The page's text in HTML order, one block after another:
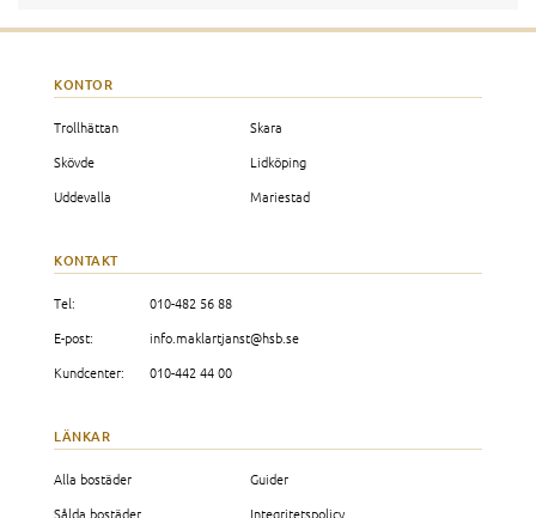
KONTOR
Trollhättan
Skövde
Uddevalla
Skara
Lidköping
Mariestad
KONTAKT
Tel:
010-482 56 88
E-post:
info.maklartjanst@hsb.se
Kundcenter:
010-442 44 00
LÄNKAR
Alla bostäder
Sålda bostäder
Guider
Integritetspolicy